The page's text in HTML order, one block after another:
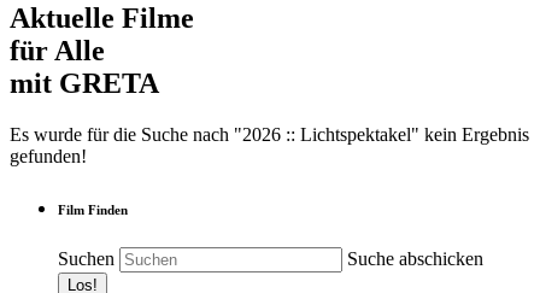
Aktuelle Filme
für Alle
mit GRETA
Es wurde für die Suche nach "2026 :: Lichtspektakel" kein Ergebnis
gefunden!
Film Finden
Suchen Suche abschicken